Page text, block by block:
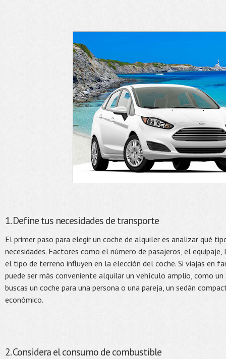
1. Define tus necesidades de transporte
El primer paso para elegir un coche de alquiler es analizar qué
necesidades. Factores como el número de pasajeros, el
el tipo de terreno influyen en la elección del coche. Si viajas en
puede ser más conveniente alquilar un vehículo amplio, como un
buscas un coche para una persona o una pareja, un sedán
económico.
2. Considera el consumo de combustible